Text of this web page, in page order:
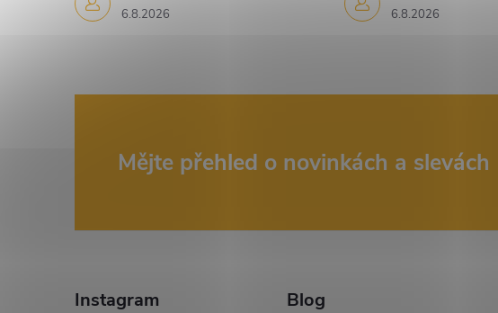
6.8.2026 6.8.2026
Mějte přehled o novinkách a slevách
Instagram Blog